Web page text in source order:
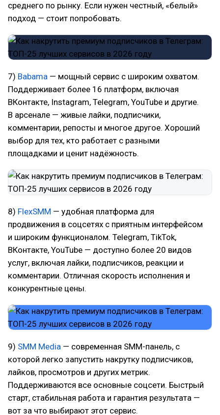
среднего по рынку. Если нужен честный, «белый»
подход — стоит попробовать.
7) Babama — мощный сервис с широким охватом.
Поддерживает более 16 платформ, включая
ВКонтакте, Instagram, Telegram, YouTube и другие.
В арсенале — живые лайки, подписчики,
комментарии, репосты и многое другое. Хороший
выбор для тех, кто работает с разными
площадками и ценит надёжность.
8) FlexSMM — удобная платформа для
продвижения в соцсетях с приятным интерфейсом
и широким функционалом. Telegram, TikTok,
ВКонтакте, YouTube — доступно более 20 видов
услуг, включая лайки, подписчиков, реакции и
комментарии. Отличная скорость исполнения и
конкурентные цены.
9) SMM Media — современная SMM-панель, с
которой легко запустить накрутку подписчиков,
лайков, просмотров и других метрик.
Поддерживаются все основные соцсети. Быстрый
старт, стабильная работа и гарантия результата —
вот за что выбирают этот сервис.